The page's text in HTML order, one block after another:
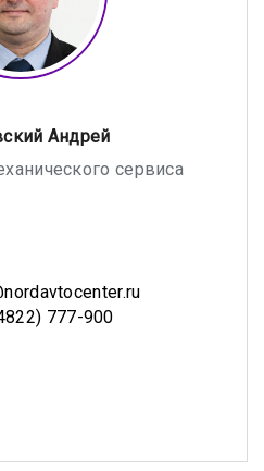
Андрей
сервиса
777-900